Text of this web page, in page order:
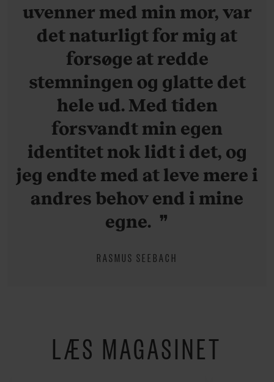
uvenner med min mor, var
det naturligt for mig at
forsøge at redde
stemningen og glatte det
hele ud. Med tiden
forsvandt min egen
identitet nok lidt i det, og
jeg endte med at leve mere i
andres behov end i mine
egne.
RASMUS SEEBACH
LÆS MAGASINET